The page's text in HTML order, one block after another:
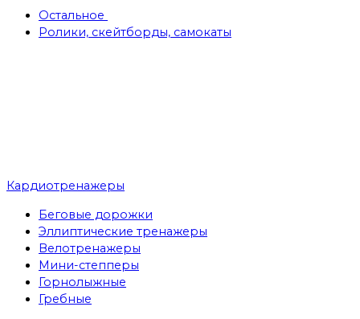
Остальное
Ролики, скейтборды, самокаты
Кардиотренажеры
Беговые дорожки
Эллиптические тренажеры
Велотренажеры
Мини-степперы
Горнолыжные
Гребные